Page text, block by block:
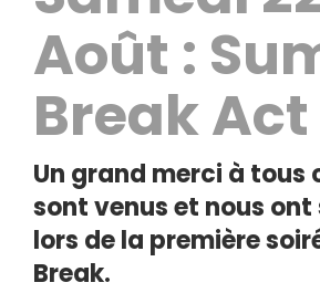
Août :
Break Act
Un grand merci à tous
sont venus et nous ont
lors de la première
Break.